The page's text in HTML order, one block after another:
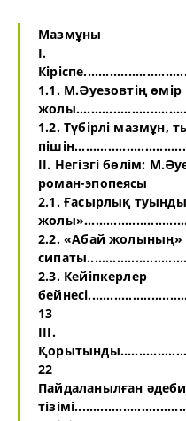
Мазмұны
І.
1.1. М.Әуезовтің өмір
1.2. Түбірлі мазмұн,
ІІ. Негізгі бөлім:
роман-эпопеясы
2.1. Ғасырлық
2.2. «Абай жолының»
2.3. Кейіпкерлер
13
ІІІ.
22
Пайдаланылған